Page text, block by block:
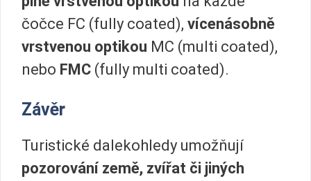
čočce FC (fully coated), vícenásobně
vrstvenou optikou MC (multi coated),
nebo FMC (fully multi coated).
Závěr
Turistické dalekohledy umožňují
pozorování země, zvířat či jiných